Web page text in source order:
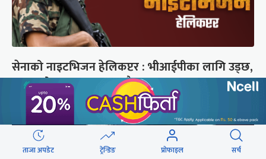
सेनाको नाइटभिजन हेलिकप्टर : भीआईपीका लागि उड्छ,
जनताको ज्यान बचाउन उड्दैन
ताजा अपडेट ट्रेन्डिङ प्रोफाइल सर्च